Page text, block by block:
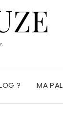
? MA PAL